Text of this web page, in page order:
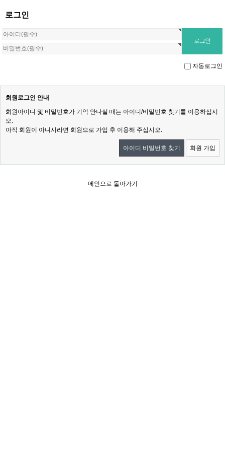
로그인
자동로그인
회원로그인 안내
회원아이디 및 비밀번호가 기억 안나실 때는 아이디/비밀번호 찾기를 이용하십시
오.
아직 회원이 아니시라면 회원으로 가입 후 이용해 주십시오.
아이디 비밀번호 찾기 회원 가입
메인으로 돌아가기